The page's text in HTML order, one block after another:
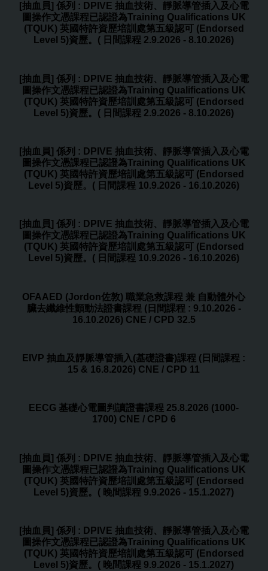
[抽血員] 係列 : DPIVE 抽血技術、靜脈導管插入及心電
圖操作文憑課程已認證為Training Qualifications UK
(TQUK) 英國特許資歷培訓處第五級認可 (Endorsed
Level 5)資歷。( 日間課程 2.9.2026 - 8.10.2026)
[抽血員] 係列 : DPIVE 抽血技術、靜脈導管插入及心電
圖操作文憑課程已認證為Training Qualifications UK
(TQUK) 英國特許資歷培訓處第五級認可 (Endorsed
Level 5)資歷。( 日間課程 2.9.2026 - 8.10.2026)
[抽血員] 係列 : DPIVE 抽血技術、靜脈導管插入及心電
圖操作文憑課程已認證為Training Qualifications UK
(TQUK) 英國特許資歷培訓處第五級認可 (Endorsed
Level 5)資歷。( 日間課程 10.9.2026 - 16.10.2026)
[抽血員] 係列 : DPIVE 抽血技術、靜脈導管插入及心電
圖操作文憑課程已認證為Training Qualifications UK
(TQUK) 英國特許資歷培訓處第五級認可 (Endorsed
Level 5)資歷。( 日間課程 10.9.2026 - 16.10.2026)
OFAAED (Jordon佐敦) 職業急救課程 兼 自動體外心
臟去纖維性顫動法證書課程 (日間課程 : 9.10.2026 -
16.10.2026) CNE / CPD 32.5
EIVP 抽血及靜脈導管插入(基礎證書)課程 (日間課程 :
15 & 16.8.2026) CNE / CPD 11
EECG 基礎心電圖判讀證書課程 25.8.2026 (1000-
1700) CNE / CPD 6
[抽血員] 係列 : DPIVE 抽血技術、靜脈導管插入及心電
圖操作文憑課程已認證為Training Qualifications UK
(TQUK) 英國特許資歷培訓處第五級認可 (Endorsed
Level 5)資歷。( 晚間課程 9.9.2026 - 15.1.2027)
[抽血員] 係列 : DPIVE 抽血技術、靜脈導管插入及心電
圖操作文憑課程已認證為Training Qualifications UK
(TQUK) 英國特許資歷培訓處第五級認可 (Endorsed
Level 5)資歷。( 晚間課程 9.9.2026 - 15.1.2027)